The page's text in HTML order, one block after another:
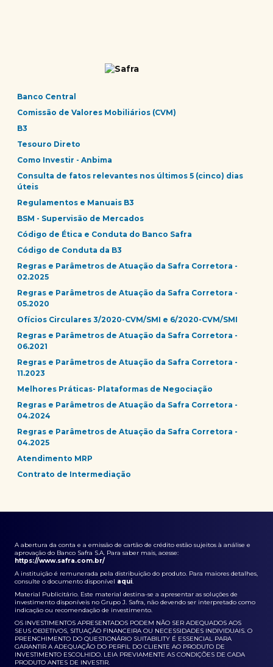
Banco Central
Comissão de Valores Mobiliários (CVM)
B3
Tesouro Direto
Como Investir - Anbima
Consulta de fatos relevantes nos últimos 5 (cinco) dias
úteis
Regulamentos e Manuais B3
BSM - Supervisão de Mercados
Código de Ética e Conduta do Banco Safra
Código de Conduta da B3
Regras e Parâmetros de Atuação da Safra Corretora -
02.2025
Regras e Parâmetros de Atuação da Safra Corretora -
05.2020
Ofícios Circulares 3/2020-CVM/SMI e 6/2020-CVM/SMI
Regras e Parâmetros de Atuação da Safra Corretora -
06.2021
Regras e Parâmetros de Atuação da Safra Corretora -
11.2023
Melhores Práticas- Plataformas de Negociação
Regras e Parâmetros de Atuação da Safra Corretora -
04.2024
Regras e Parâmetros de Atuação da Safra Corretora -
04.2025
Atendimento MRP
Contrato de Intermediação
A abertura da conta e a emissão de cartão de crédito estão sujeitos à análise e
aprovação do Banco Safra S.A. Para saber mais, acesse:
https://www.safra.com.br/
A instituição é remunerada pela distribuição do produto. Para maiores detalhes,
consulte o documento disponível aqui.
Material Publicitário. Este material destina-se a apresentar as soluções de
investimento disponíveis no Grupo J. Safra, não devendo ser interpretado como
indicação ou recomendação de investimento.
OS INVESTIMENTOS APRESENTADOS PODEM NÃO SER ADEQUADOS AOS
SEUS OBJETIVOS, SITUAÇÃO FINANCEIRA OU NECESSIDADES INDIVIDUAIS. O
PREENCHIMENTO DO QUESTIONÁRIO SUITABILITY É ESSENCIAL PARA
GARANTIR A ADEQUAÇÃO DO PERFIL DO CLIENTE AO PRODUTO DE
INVESTIMENTO ESCOLHIDO. LEIA PREVIAMENTE AS CONDIÇÕES DE CADA
PRODUTO ANTES DE INVESTIR.